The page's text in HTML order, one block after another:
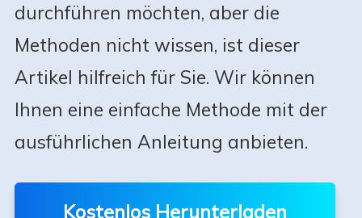
durchführen möchten, aber die
Methoden nicht wissen, ist dieser
Artikel hilfreich für Sie. Wir können
Ihnen eine einfache Methode mit der
ausführlichen Anleitung anbieten.
Kostenlos Herunterladen